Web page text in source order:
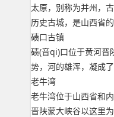
太原，别称为并州，
历史古城，是山西省
碛口古镇
碛(音qi)口位于黄河晋
势，河的雄浑，凝成
老牛湾
老牛湾位于山西省和
晋陕蒙大峡谷以这里